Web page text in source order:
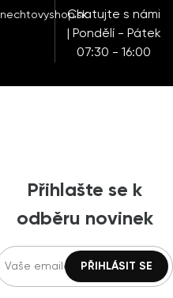
Chatujte s námi
| Pondělí - Pátek
07:30 - 16:00
Přihlašte se k
odběru novinek